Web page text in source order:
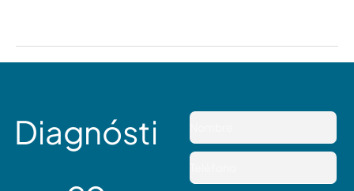
Diagnósti
N
m
r
T